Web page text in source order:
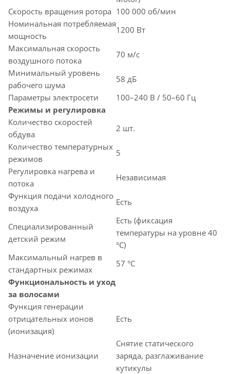
Скорость вращения ротора 100 000 об/мин
Номинальная потребляемая
мощность
1200 Вт
Максимальная скорость
воздушного потока
70 м/с
Минимальный уровень
рабочего шума
58 дБ
Параметры электросети
100–240 В / 50–60 Гц
Режимы и регулировка
Количество скоростей
обдува
2 шт.
Количество температурных
режимов
5
Регулировка нагрева и
потока
Независимая
Функция подачи холодного
воздуха
Есть
Специализированный
детский режим
Есть (фиксация
температуры на уровне 40
°C)
Максимальный нагрев в
стандартных режимах
57 °C
Функциональность и уход
за волосами
Функция генерации
отрицательных ионов
(ионизация)
Есть
Назначение ионизации
Снятие статического
заряда, разглаживание
кутикулы